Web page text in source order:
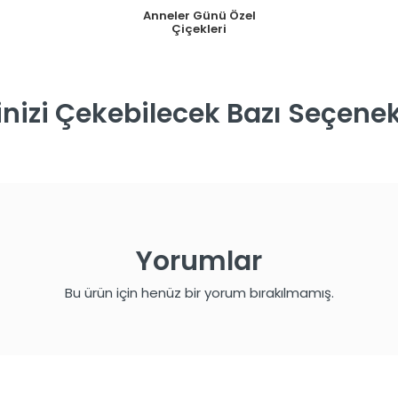
Anneler Günü Özel
Çiçekleri
Çekebilecek Bazı
Yorumlar
Bu ürün için henüz bir yorum bırakılmamış.